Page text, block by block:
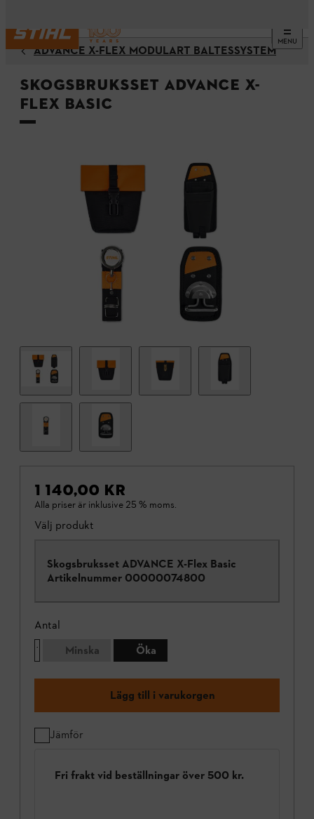
MENU
ADVANCE X-FLEX MODULÄRT BÄLTESSYSTEM
Skogsbruksset ADVANCE X-
Flex Basic
1 140,00 KR
Alla priser är inklusive 25 % moms.
Välj produkt
Skogsbruksset ADVANCE X-Flex Basic
Artikelnummer 00000074800
Antal
Minska
Öka
Lägg till i varukorgen
Jämför
Fri frakt vid beställningar över 500 kr.